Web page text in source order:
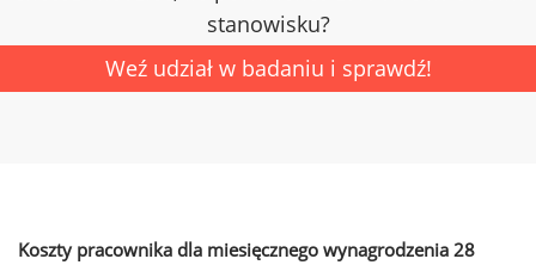
stanowisku?
Weź udział w badaniu i sprawdź!
Koszty pracownika dla miesięcznego wynagrodzenia 28